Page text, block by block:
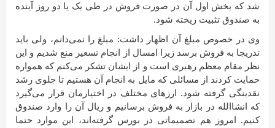
شد که بخش اول آن در صورت فروش در طی یک یا دو روز آینده
به صندوق تثبیت ریخته شود.
وی در خصوص مبلغ آن اظهار داشت: مبلغ را نمی‌دانم، ولی باید
تدریجا به فروش برسد زیرا امسال از انجام تسعیر منع شدیم و این
نظر مقام معظم رهبری است و از ایشان تشکر می‌کنم که همواره
حمایت کردند از مسائلی که مایل به انجام آن هستیم تا جلوی رشد
نقدینگی گرفته شود. ارزهای مختلف در اختیارمان قرار می‌گیرد
که انشاالله در بازار به فروش برسانیم و ریال آن را وارد صندوق
کنیم. امروز هم تصمیماتی در بورس گرفته‌اند، این موارد حتما